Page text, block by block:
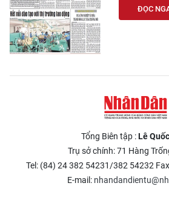
ĐỌC
Tổng Biên tập :Lê
Trụ sở chính: 71 Hàng
Tel: (84) 24 382 54231/382 54232
E-mail: